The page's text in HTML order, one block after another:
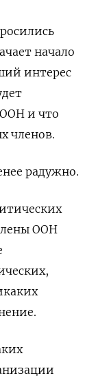
начало
интерес
и что
членов.
радужно.
ООН